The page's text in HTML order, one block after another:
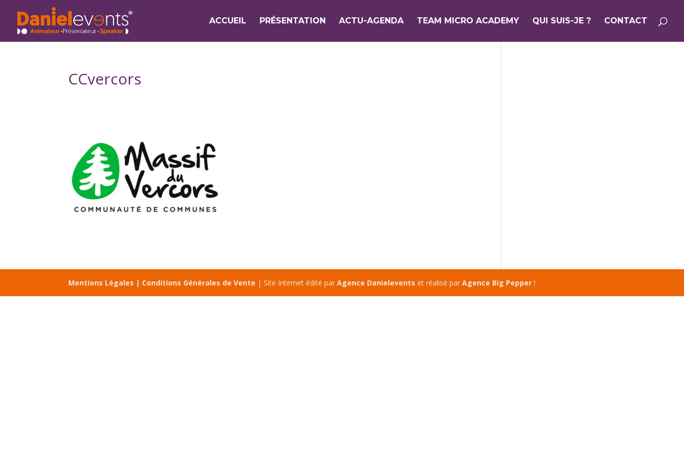
ACCUEIL PRÉSENTATION ACTU-AGENDA TEAM MICRO ACADEMY QUI SUIS-JE ? CONTACT
CCvercors
Mentions Légales | Conditions Générales de Vente | Site Internet édité parAgence Danielevents et réalisé parAgence Big Pepper !